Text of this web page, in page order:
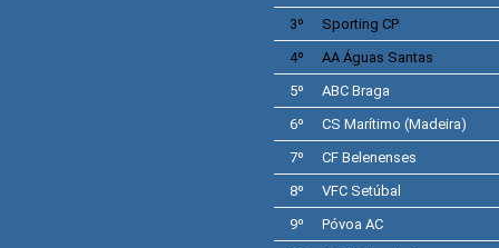
3º
Sporting CP
4º
AA Águas Santas
5º
ABCBraga
6º
CS Marítimo (Madeira)
7º
CF Belenenses
8º
VFCSetúbal
9º
Póvoa AC